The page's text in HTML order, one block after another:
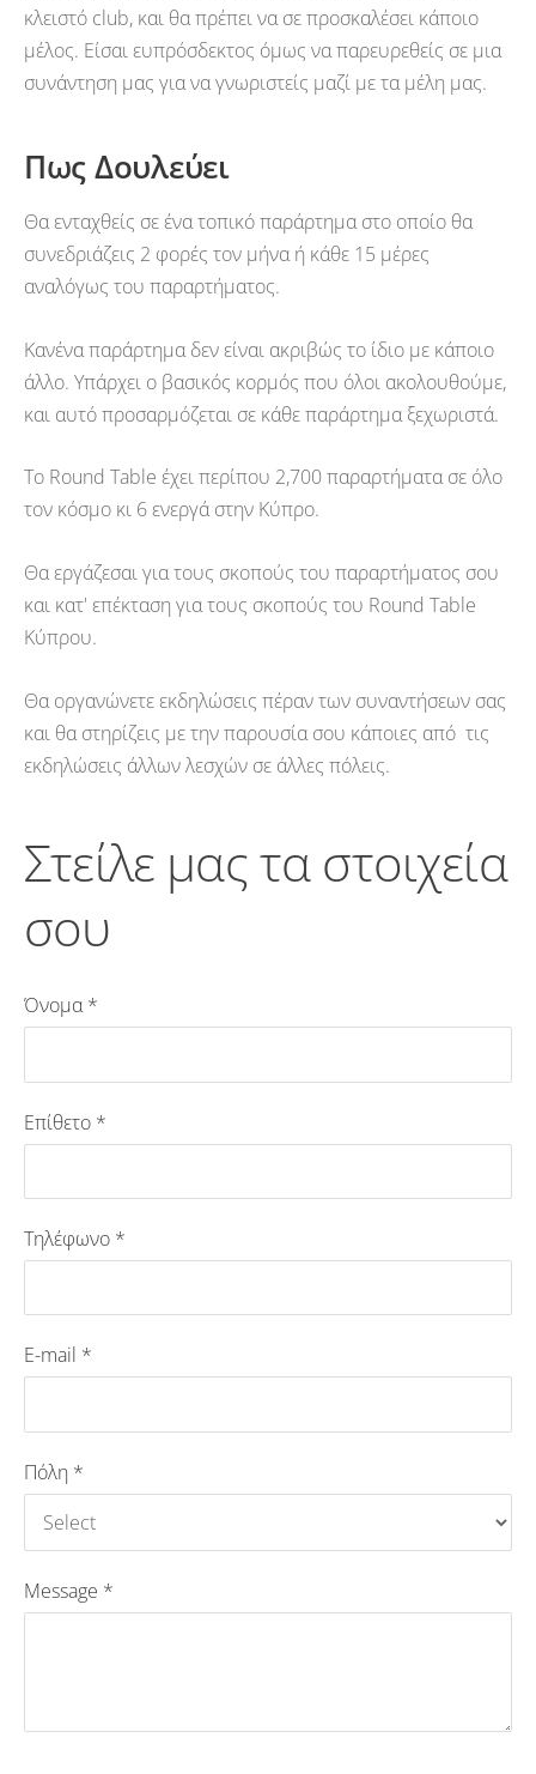
κλειστό club, και θα πρέπει να σε προσκαλέσει κάποιο
μέλος. Είσαι ευπρόσδεκτος όμως να παρευρεθείς σε μια
συνάντηση μας για να γνωριστείς μαζί με τα μέλη μας.
Πως Δουλεύει
Θα ενταχθείς σε ένα τοπικό παράρτημα στο οποίο θα
συνεδριάζεις 2 φορές τον μήνα ή κάθε 15 μέρες
αναλόγως του παραρτήματος.
Κανένα παράρτημα δεν είναι ακριβώς το ίδιο με κάποιο
άλλο. Υπάρχει ο βασικός κορμός που όλοι ακολουθούμε,
και αυτό προσαρμόζεται σε κάθε παράρτημα ξεχωριστά.
Το Round Table έχει περίπου 2,700 παραρτήματα σε όλο
τον κόσμο κι 6 ενεργά στην Κύπρο.
Θα εργάζεσαι για τους σκοπούς του παραρτήματος σου
και κατ' επέκταση για τους σκοπούς του Round Table
Κύπρου.
Θα οργανώνετε εκδηλώσεις πέραν των συναντήσεων σας
και θα στηρίζεις με την παρουσία σου κάποιες από τις
εκδηλώσεις άλλων λεσχών σε άλλες πόλεις.
Στείλε μας τα στοιχεία
σου
Όνομα*
Επίθετο *
Τηλέφωνο *
E-mail *
Πόλη *
Message *